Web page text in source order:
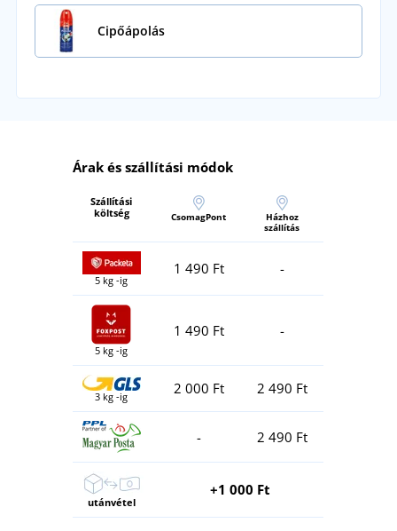
Cipőápolás
Árak és szállítási módok
Szállítási
költség
CsomagPont
Házhoz
szállítás
5 kg -ig
1 490 Ft -
5 kg -ig
1 490 Ft -
3 kg -ig 2 000 Ft 2 490 Ft
- 2 490 Ft
utánvétel
+1 000 Ft